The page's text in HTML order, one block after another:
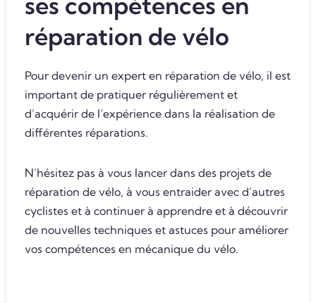
réparation de vélo
Pour devenir un expert en réparation de vélo, il est
important de pratiquer régulièrement et
d’acquérir de l’expérience dans la réalisation de
différentes réparations.
N’hésitez pas à vous lancer dans des projets de
réparation de vélo, à vous entraider avec d’autres
cyclistes et à continuer à apprendre et à découvrir
de nouvelles techniques et astuces pour améliorer
vos compétences en mécanique du vélo.